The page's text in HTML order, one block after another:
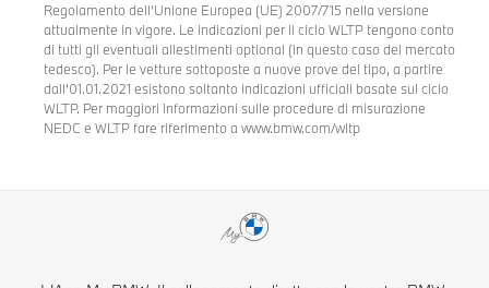
Regolamento dell’Unione Europea (UE) 2007/715 nella versione
attualmente in vigore. Le indicazioni per il ciclo WLTP tengono conto
di tutti gli eventuali allestimenti optional (in questo caso del mercato
tedesco). Per le vetture sottoposte a nuove prove del tipo, a partire
dall’01.01.2021 esistono soltanto indicazioni ufficiali basate sul ciclo
WLTP. Per maggiori informazioni sulle procedure di misurazione
NEDC e WLTP fare riferimento a www.bmw.com/wltp